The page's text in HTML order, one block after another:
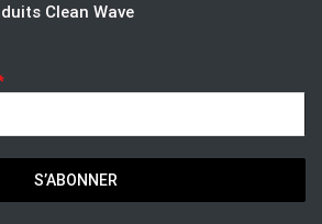
Clean Wave
S’ABONNER